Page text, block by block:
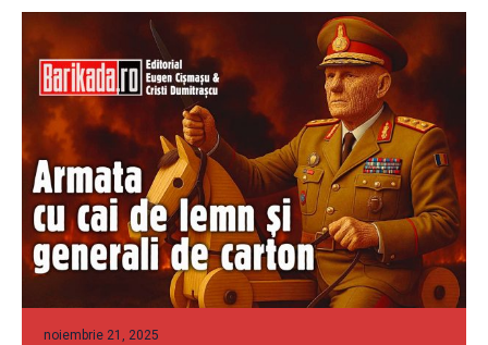
noiembrie 21, 2025